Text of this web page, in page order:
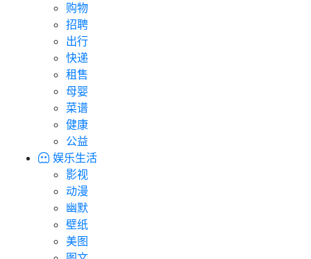
购物
招聘
出行
快递
租售
母婴
菜谱
健康
公益
娱乐生活
影视
动漫
幽默
壁纸
美图